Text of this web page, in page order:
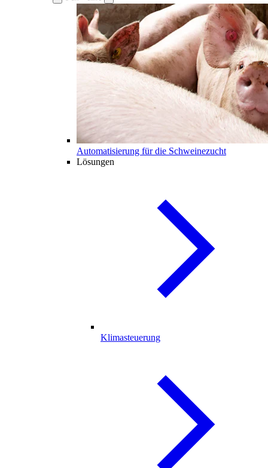
Automatisierung für die Schweinezucht
Lösungen
Klimasteuerung